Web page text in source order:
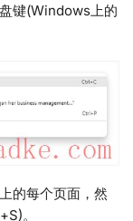
键(Windows上的
的每个页面，然
。